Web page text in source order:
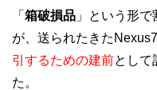
「 箱破損品 」という形
が、送られたきた
引するための建前として
た。